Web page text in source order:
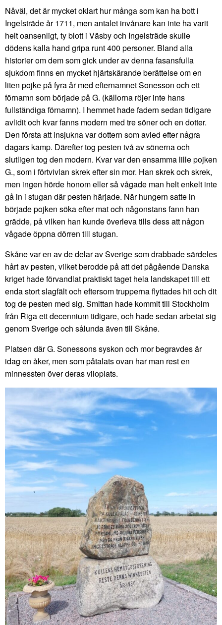
Nåväl, det är mycket oklart hur många som kan ha bott i
Ingelsträde år 1711, men antalet invånare kan inte ha varit
helt oansenligt, ty blott i Väsby och Ingelsträde skulle
dödens kalla hand gripa runt 400 personer. Bland alla
historier om dem som gick under av denna fasansfulla
sjukdom finns en mycket hjärtskärande berättelse om en
liten pojke på fyra år med efternamnet Sonesson och ett
förnamn som började på G. (källorna röjer inte hans
fullständiga förnamn). I hemmet hade fadern sedan tidigare
avlidit och kvar fanns modern med tre söner och en dotter.
Den första att insjukna var dottern som avled efter några
dagars kamp. Därefter tog pesten två av sönerna och
slutligen tog den modern. Kvar var den ensamma lille pojken
G., som i förtvivlan skrek efter sin mor. Han skrek och skrek,
men ingen hörde honom eller så vågade man helt enkelt inte
gå in i stugan där pesten härjade. När hungern satte in
började pojken söka efter mat och någonstans fann han
grädde, på vilken han kunde överleva tills dess att någon
vågade öppna dörren till stugan.
Skåne var en av de delar av Sverige som drabbade särdeles
hårt av pesten, vilket berodde på att det pågående Danska
kriget hade förvandlat praktiskt taget hela landskapet till ett
enda stort slagfält och eftersom trupperna flyttades hit och dit
tog de pesten med sig. Smittan hade kommit till Stockholm
från Riga ett decennium tidigare, och hade sedan arbetat sig
genom Sverige och sålunda även till Skåne.
Platsen där G. Sonessons syskon och mor begravdes är
idag en åker, men som påtalats ovan har man rest en
minnessten över deras viloplats.